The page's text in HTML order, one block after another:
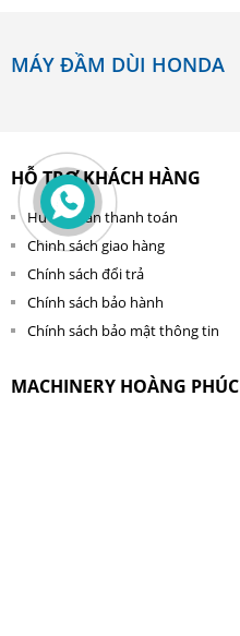
MÁY ĐẦM DÙI HONDA
HỖ TRỢ KHÁCH HÀNG
Hướng dẫn thanh toán
Chinh sách giao hàng
Chính sách đổi trả
Chính sách bảo hành
Chính sách bảo mật thông tin
MACHINERY HOÀNG PHÚC